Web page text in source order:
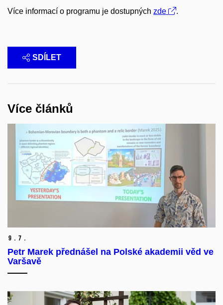
Více informací o programu je dostupných zde .
SDÍLET
Více článků
9. 7.
Petr Marek přednášel na Polské akademii věd ve
Varšavě